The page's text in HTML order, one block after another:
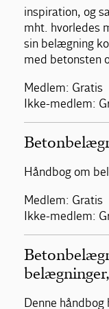
inspiration, og
mht. hvorledes
sin belægning
med betonsten
Medlem: Gratis
Ikke-medlem:
Håndbog om
Medlem: Gratis
Ikke-medlem:
Denne